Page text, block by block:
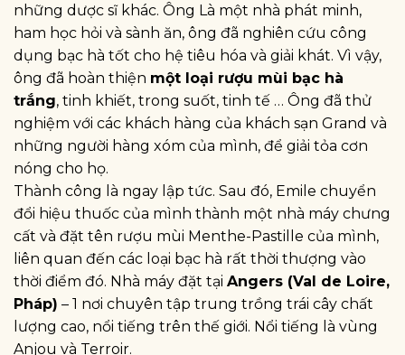
những dược sĩ khác. Ông Là một nhà phát minh,
ham học hỏi và sành ăn, ông đã nghiên cứu công
dụng bạc hà tốt cho hệ tiêu hóa và giải khát. Vì vậy,
ông đã hoàn thiện một loại rượu mùi bạc hà
trắng, tinh khiết, trong suốt, tinh tế … Ông đã thử
nghiệm với các khách hàng của khách sạn Grand và
những người hàng xóm của mình, để giải tỏa cơn
nóng cho họ.
Thành công là ngay lập tức. Sau đó, Emile chuyển
đổi hiệu thuốc của mình thành một nhà máy chưng
cất và đặt tên rượu mùi Menthe-Pastille của mình,
liên quan đến các loại bạc hà rất thời thượng vào
thời điểm đó. Nhà máy đặt tại Angers (Val de Loire,
Pháp) – 1 nơi chuyên tập trung trồng trái cây chất
lượng cao, nổi tiếng trên thế giới. Nổi tiếng là vùng
Anjou và Terroir.